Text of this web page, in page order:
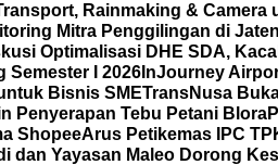
Rainmaking & Camera
Mitra Penggilingan di
Optimalisasi DHE SDA,
Semester I 2026 InJourney
Bisnis SMETransNusa
Penyerapan Tebu Petani Blora
ShopeeArus Petikemas IPC
dan Yayasan Maleo Dorong